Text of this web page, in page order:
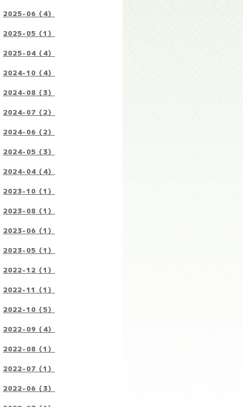
2025-06（4）
2025-05（1）
2025-04（4）
2024-10（4）
2024-08（3）
2024-07（2）
2024-06（2）
2024-05（3）
2024-04（4）
2023-10（1）
2023-08（1）
2023-06（1）
2023-05（1）
2022-12（1）
2022-11（1）
2022-10（5）
2022-09（4）
2022-08（1）
2022-07（1）
2022-06（3）